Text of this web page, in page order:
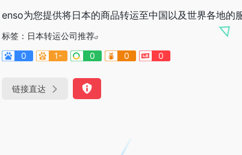
enso为您提供将日本的商品转运至中国以及世界各地的
标签： 日本转运公司推荐
0
1- 0 0 0
链接直达